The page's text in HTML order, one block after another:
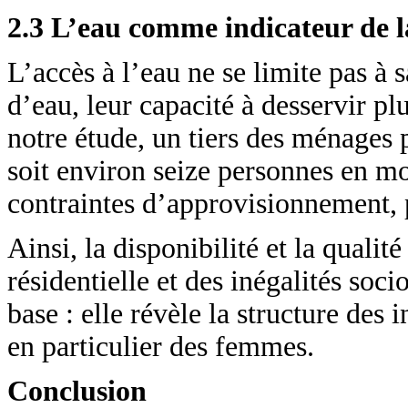
2.3 L’eau comme indicateur de
L’accès à l’eau ne se limite pas
d’eau, leur capacité à desservir
notre étude, un tiers des
soit environ seize personnes en
contraintes
Ainsi, la disponibilité et la qualité
résidentielle et des inégalités
base : elle révèle la structure des
en particulier des femmes.
Conclusion